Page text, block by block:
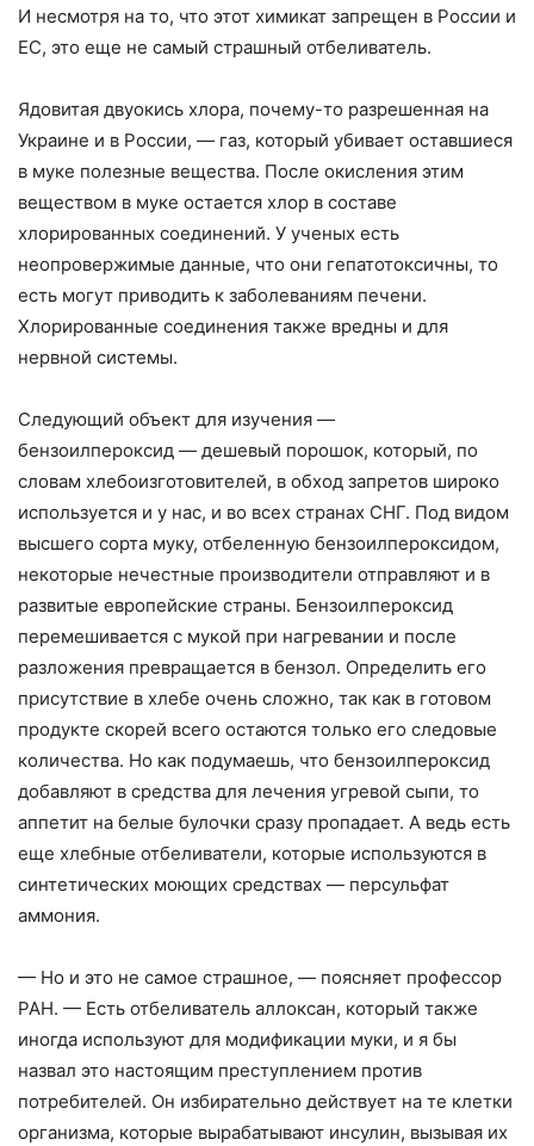
И несмотря на то, что этот химикат запрещен в России и
ЕС, это еще не самый страшный отбеливатель.
Ядовитая двуокись хлора, почему-то разрешенная на
Украине и в России, — газ, который убивает оставшиеся
в муке полезные вещества. После окисления этим
веществом в муке остается хлор в составе
хлорированных соединений. У ученых есть
неопровержимые данные, что они гепатотоксичны, то
есть могут приводить к заболеваниям печени.
Хлорированные соединения также вредны и для
нервной системы.
Следующий объект для изучения —
бензоилпероксид — дешевый порошок, который, по
словам хлебоизготовителей, в обход запретов широко
используется и у нас, и во всех странах СНГ. Под видом
высшего сорта муку, отбеленную бензоилпероксидом,
некоторые нечестные производители отправляют и в
развитые европейские страны. Бензоилпероксид
перемешивается с мукой при нагревании и после
разложения превращается в бензол. Определить его
присутствие в хлебе очень сложно, так как в готовом
продукте скорей всего остаются только его следовые
количества. Но как подумаешь, что бензоилпероксид
добавляют в средства для лечения угревой сыпи, то
аппетит на белые булочки сразу пропадает. А ведь есть
еще хлебные отбеливатели, которые используются в
синтетических моющих средствах — персульфат
аммония.
— Но и это не самое страшное, — поясняет профессор
РАН. — Есть отбеливатель аллоксан, который также
иногда используют для модификации муки, и я бы
назвал это настоящим преступлением против
потребителей. Он избирательно действует на те клетки
организма, которые вырабатывают инсулин, вызывая их